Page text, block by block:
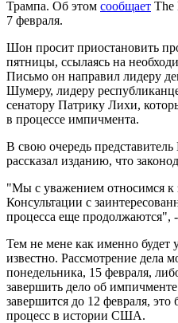
Трампа. Об этом сообщает The
7 февраля.
Шон просит приостановить
пятницы, ссылаясь на
Письмо он направил лидеру
Шумеру, лидеру
сенатору Патрику Лихи,
в процессе импичмента.
В свою очередь
рассказал изданию, что
"Мы с уважением относимся к
Консультации с
процесса еще продолжаются", -
Тем не мене как именно будет
известно. Рассмотрение дела
понедельника, 15 февраля,
завершить дело об
завершится до 12 февраля,
процесс в истории США.